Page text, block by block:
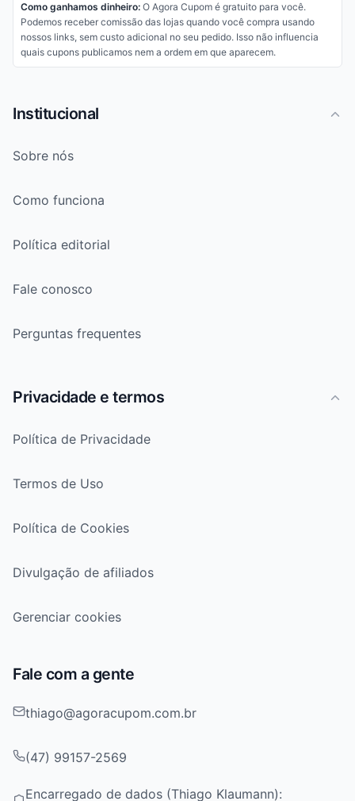
Como ganhamos dinheiro:O Agora Cupom é gratuito para você.
Podemos receber comissão das lojas quando você compra usando
nossos links, sem custo adicional no seu pedido. Isso não influencia
quais cupons publicamos nem a ordem em que aparecem.
Institucional
Sobre nós
Como funciona
Política editorial
Fale conosco
Perguntas frequentes
Privacidade e termos
Política de Privacidade
Termos de Uso
Política de Cookies
Divulgação de afiliados
Gerenciar cookies
Fale com a gente
thiago@agoracupom.com.br
(47) 99157-2569
Encarregado de dados (Thiago Klaumann):